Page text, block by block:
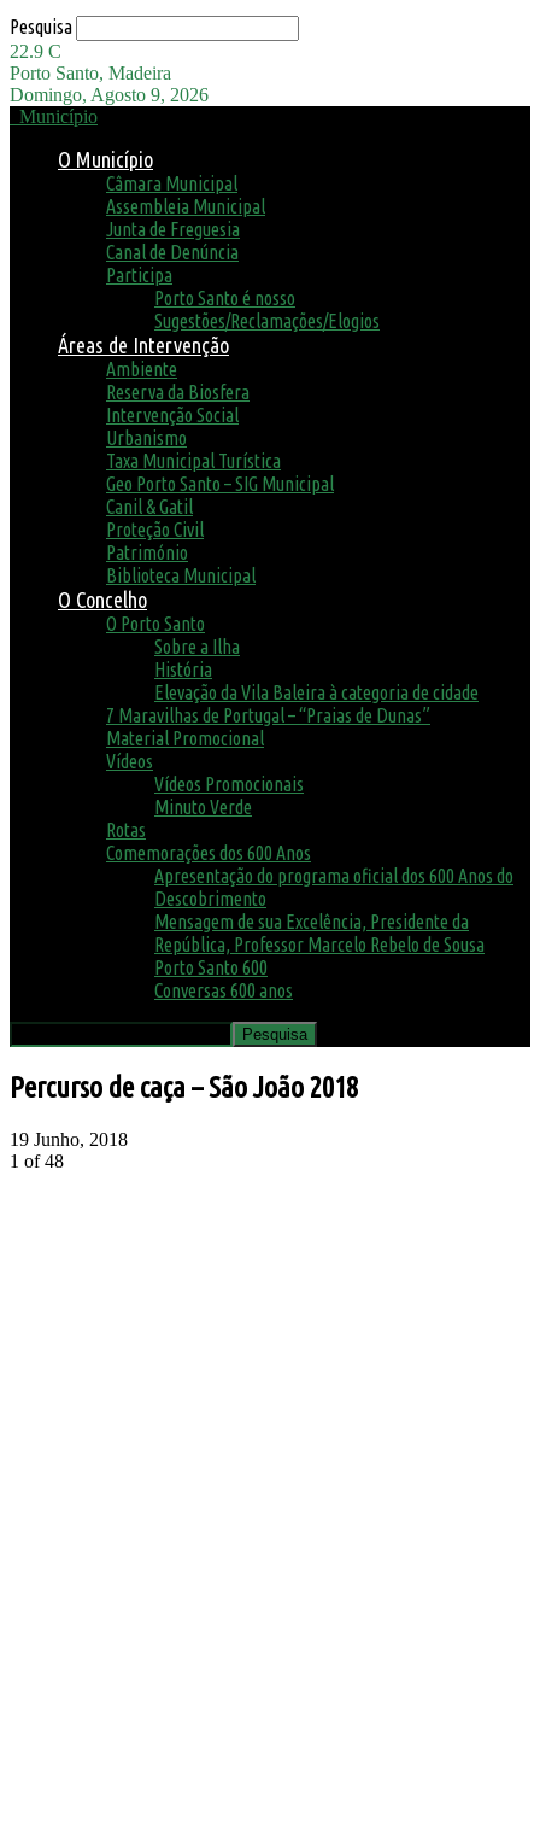
Pesquisa
22.9 C
Porto Santo, Madeira
Domingo, Agosto 9, 2026
Município
O Município
Câmara Municipal
Assembleia Municipal
Junta de Freguesia
Canal de Denúncia
Participa
Porto Santo é nosso
Sugestões/Reclamações/Elogios
Áreas de Intervenção
Ambiente
Reserva da Biosfera
Intervenção Social
Urbanismo
Taxa Municipal Turística
Geo Porto Santo – SIG Municipal
Canil & Gatil
Proteção Civil
Património
Biblioteca Municipal
O Concelho
O Porto Santo
Sobre a Ilha
História
Elevação da Vila Baleira à categoria de cidade
7 Maravilhas de Portugal – “Praias de Dunas”
Material Promocional
Vídeos
Vídeos Promocionais
Minuto Verde
Rotas
Comemorações dos 600 Anos
Apresentação do programa oficial dos 600 Anos do
Descobrimento
Mensagem de sua Excelência, Presidente da
República, Professor Marcelo Rebelo de Sousa
Porto Santo 600
Conversas 600 anos
Percurso de caça – São João 2018
19 Junho, 2018
1 of 48